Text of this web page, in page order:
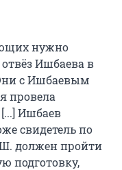
нужно
отвёз Ишбаева в
с Ишбаевым
провела
Ишбаев
свидетель по
должен пройти
подготовку,